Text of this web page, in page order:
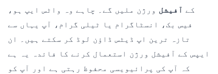
کے آفیشل ورژن ملیں گے۔ چاہے وہ واٹس ایپ ہو،
فیس بک، انسٹاگرام یا ٹیلی گرام، آپ یہاں سے
تازہ ترین اپ ڈیٹس ڈاؤن لوڈ کر سکتے ہیں۔ ان
ایپس کے آفیشل ورژن استعمال کرنے کا فائدہ یہ ہے
کہ آپ کی پرائیویسی محفوظ رہتی ہے اور آپ کو